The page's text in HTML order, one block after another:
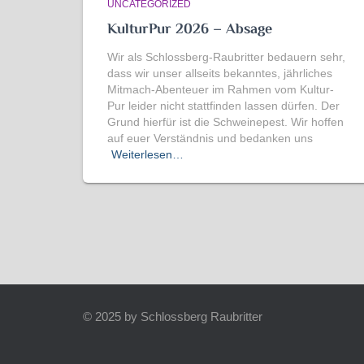
UNCATEGORIZED
KulturPur 2026 – Absage
Wir als Schlossberg-Raubritter bedauern sehr,
dass wir unser allseits bekanntes, jährliches
Mitmach-Abenteuer im Rahmen vom Kultur-
Pur leider nicht stattfinden lassen dürfen. Der
Grund hierfür ist die Schweinepest. Wir hoffen
auf euer Verständnis und bedanken uns
Weiterlesen…
© 2025 by Schlossberg Raubritter